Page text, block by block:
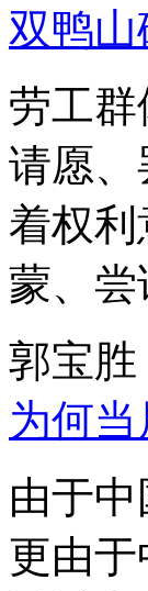
双鸭
劳工
请愿
着权
蒙、尝
郭宝胜
为何
由于
更由